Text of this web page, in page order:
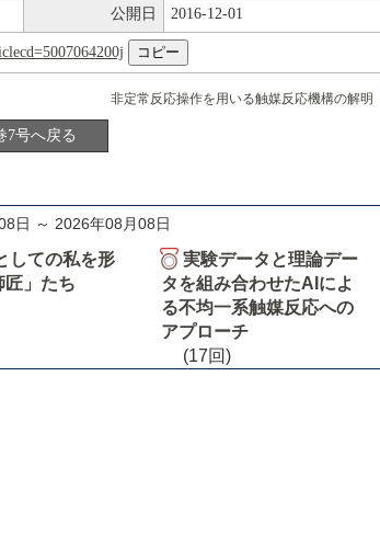
公開日 2016-12-01
非定常反応操作を用いる触媒反応機構の解明
7号へ戻る
日 ～ 2026年08月08日
しての私を形
匠」たち
実験データと理論デー
タを組み合わせたAIによ
る不均一系触媒反応への
アプローチ
(17回)